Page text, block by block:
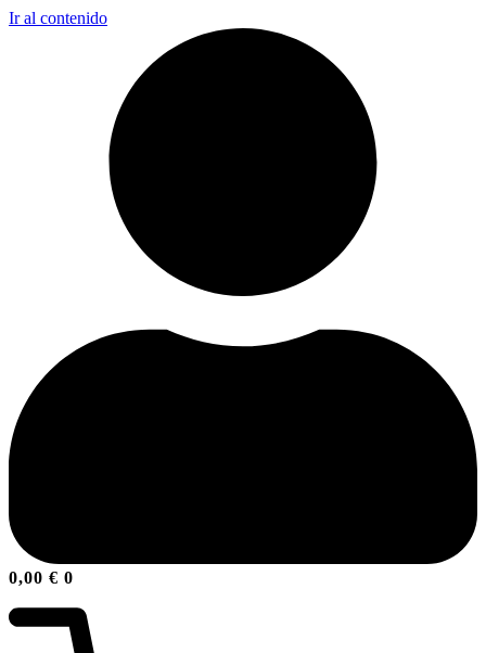
Ir al contenido
0,00 € 0